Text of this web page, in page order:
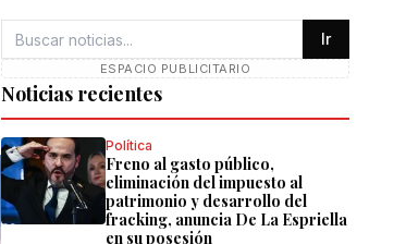
Ir
ESPACIO PUBLICITARIO
Noticias recientes
Política
Freno al gasto público,
eliminación del impuesto al
patrimonio y desarrollo del
fracking, anuncia De La Espriella
en su posesión